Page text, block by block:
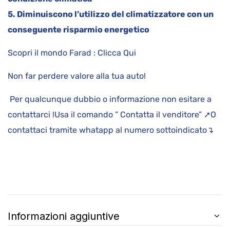
5. Diminuiscono l’utilizzo del climatizzatore con un
conseguente risparmio energetico
Scopri il mondo Farad : Clicca Qui
Non far perdere valore alla tua auto!
Per qualcunque dubbio o informazione non esitare a
contattarci !Usa il comando ” Contatta il venditore” ➚O
contattaci tramite whatapp al numero sottoindicato↴
Informazioni aggiuntive